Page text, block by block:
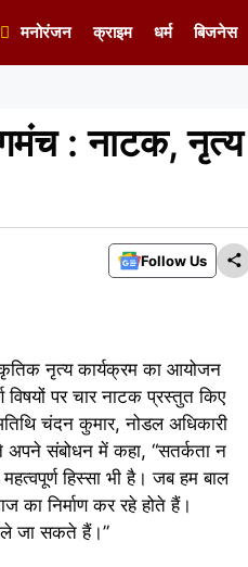
मनोरंजन क्राइम धर्म बिजनेस
: नाटक, नृत्य
Follow Us
नृत्य कार्यक्रम का आयोजन
विषयों पर चार नाटक प्रस्तुत किए
चंदन कुमार, नोडल अधिकारी
अपने संबोधन में कहा, “सतर्कता न
हिस्सा भी है। जब हम बाल
का निर्माण कर रहे होते हैं।
ले जा सकते हैं।”